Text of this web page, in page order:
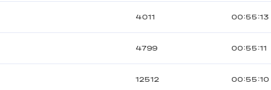
4011 00:55:13
4799 00:55:11
12512 00:55:10